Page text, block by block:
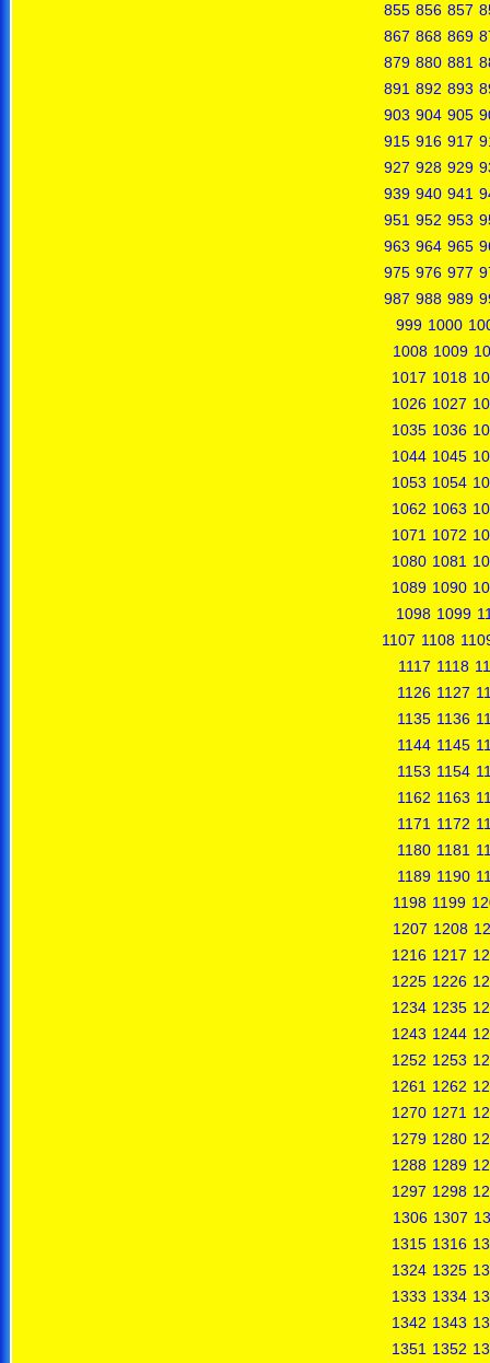
855 856 857
867 868 869
879 880 881
891 892 893
903 904 905
915 916 917
927 928 929
939 940 941
951 952 953
963 964 965
975 976 977
987 988 989
999 1000
1008 1009
1017 1018
1026 1027
1035 1036
1044 1045
1053 1054
1062 1063
1071 1072
1080 1081
1089 1090
1098 1099
1107 1108
1117 1118
1126 1127
1135 1136
1144 1145
1153 1154
1162 1163
1171 1172
1180 1181
1189 1190
1198 1199
1207 1208
1216 1217
1225 1226
1234 1235
1243 1244
1252 1253
1261 1262
1270 1271
1279 1280
1288 1289
1297 1298
1306 1307
1315 1316
1324 1325
1333 1334
1342 1343
1351 1352